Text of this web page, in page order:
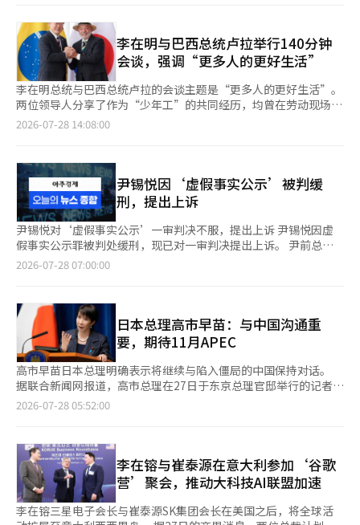
投资，并在能源关键矿物基础设施领域促进互利的实质合作。”外
交部希望在9月的会议上取得五项成果，其中之一是资源合作。其
他成果包括峰会的常态化、争取中亚国家对朝鲜半岛问题的支持、
在反恐、跨国犯罪、毒品和网络威胁应对方面的合作，以及在人工
智能、数字、知识产权和气候变化应对方面扩大合作。第五项成果
是人。赵部长对此进行了较长的阐述。她表示：“特别是希望支持
在中亚约32万的朝鲜人侨民社区，发挥其作为两地桥梁的作用，并
在2027年朝鲜人中亚定居90周年之际，推动重新审视侨民社区的
裔。1937年，斯大林政权将他们装上货运列车，送往哈萨克斯坦
和乌兹别克斯坦。在几周内，约17万2000人被强制迁移，许多人
在迁移途中和第一冬季中去世。2027年将是这一事件发生90周
年。这些后裔如今在该地区形成了最大的韩侨社区。这也是外交部
将朝鲜人视为外交资产的原因。赵部长表示，还将增加教育、文
化、韩语推广、留学生和产业人力的交流。事实上，韩国是最后加
入这一行列的国家。中亚五国自2018年起就开始定期举行峰会，
并且与美国、中国、日本、俄罗斯和欧盟等国家进行了高层会晤。
次，我国政府也将以务实外交和外交多元化为基调，通过此次峰会
继承和发展新北方政策，并与中亚建立新的战略伙伴关系。”新北
方政策是文在寅政府提出的，强调与俄罗斯、中亚和蒙古的经济合
作必要性。赵部长表示将保留这一名称，并将其与李在明政府的外
交多元化基调结合起来。韩国与中亚国家之间的交流由来已久。韩
·中亚合作论坛自2007年起每年举行外交部长级会议。赵部长表
示：“现在，我们需要将这种部长级合作基础提升到领导级，并通
在开场发言中表示：“今天的会议实际上是为即将于9月16日举行
的峰会做最后的准备，剩下的问题将继续在实务层面上挖掘和解
决。” 李在明总统在就任后与五国领导人进行了通话，亲自说明
了峰会构想并发出了邀请。去年12月，五国领导人均确认参加。预
计将有600人的代表团，包括各国部长、企业家和记者团前来。自
务战略、车型组合及年度业绩指引等内容。 最大的话题无疑是物
理AI。因为在活动期间，美国乔治亚州的机器人元工厂应用中心
（RMAC）将正式运营。该设施负责对明年将在现代汽车集团元工
厂美洲（HMGMA）试点投入的类人机器人阿特拉斯进行工作训练
和验证。现代汽车计划在2028年将阿特拉斯正式投入到零部件组
装工厂中。 现代汽车集团董事长郑义宣在24日于美国旧金山举行
的“旧金山AI峰会”上指出，集团最终追求的物理AI目标是“城市
单位的综合智能化”。 波士顿动力的股权结构也是主要议题之
权收购程序。 如果收购完成，波士顿动力将完全并入现代汽车集
团，届时可能会对投资背景、集团层面的机器人业务战略及未来的
首次公开募股（IPO）推进方向进行详细说明。早在2021年，现代
汽车集团就已收购波士顿动力80%的股权，正式进军机器人业务。
此外，预计还将公布下半年即将推出的“全新亚凡达”和在欧洲市
场推出的IONIQ 3等新车战略。 现代汽车相关人士表示：“（在活
动中）将广泛讨论电动化车型组合、混合动力及内燃机、机器人业
务扩展等主要业务战略。” 另外，现代汽车在去年于美国纽约举
辆及电动化销售330万辆的目标，并提出了扩展18种混合动力车
型、2027年推出EREV、软件定义汽车（SDV）转型及下一代电池
投资等增长战略。※ 本报道经人工智能（AI）系统翻译与编辑。
李在明与巴西总统卢拉举行140分钟
会谈，强调“更多人的更好生活”
李在明总统与巴西总统卢拉的会谈主题是“更多人的更好生活”。
两位领导人分享了作为“少年工”的共同经历，均曾在劳动现场遭
遇工伤和政治考验。卢拉总统在19岁时在金属工厂工作时失去了左
与卢拉总统举行了小范围和扩大会议。会议于上午11时08分开
始，持续约140分钟，直到下午1时28分，随后进行了谅解备忘录
签署仪式和联合新闻发布。在联合新闻发布会上，李在明总统首先
提到了两位领导人的生活经历，而非会谈成果。他表示：“总统的
左手指头缺失，正如我在童年时期在工厂工作时受伤一样。这并不
是做世界人民工作的障碍，而是让我思考我们有责任让更多人过上
更好的生活。”他接着说：“我和总统都不应忘记工人的身份，希
望我们能共同努力，让更多人过上更好的生活。希望韩国和巴西的
圣保罗访问卢拉总统曾作为工人活动的金属工会办公室。他表
示：“我将在那个地方再次思考总统的梦想，努力让每个人都能过
上更好的生活。”卢拉总统也评价两国领导人不仅是工人出身，还
共同经历了克服政治危机和捍卫民主的经历。他们在捍卫民主免受
极端主义攻击方面也达成了共识。自李在明总统就任以来，这是两
位领导人第五次会晤。去年6月，他们在加拿大卡纳纳斯基斯的七
国集团（G7）峰会上首次会面，随后在同年11月的南非二十国集
团（G20）峰会上再次会晤。今年2月，卢拉总统对韩国进行国宾
昂的G7峰会上重聚，此次李在明总统则对巴西进行了回访。巴西
方面特别选择在总统官邸阿乌博拉达宫举行会谈，而非其官方办公
地点普拉纳图宫，以示特别的礼遇。李在明总统表示，自己是继中
国国家主席习近平、印度总理莫迪和前法国总统希拉克之后，第四
位在阿乌博拉达宫受到接待的外宾，感到非常荣幸。为了将两位领
导人的信任转化为实际的两国合作，双方还建立了高层沟通机制，
2026-07-28 14:08:00
尹锡悦因‘虚假事实公示’被判缓
刑，提出上诉
尹锡悦对‘虚假事实公示’一审判决不服，提出上诉 尹锡悦因虚
假事实公示罪被判处缓刑，现已对一审判决提出上诉。 尹前总统
的律师团队于27日向负责此案的一审法院——首尔中央地方法院刑
适用上存在重大错误”，并指出“因事实错误、法律误解和量刑不
当而提出上诉”。 同时，他们表示：“此次判决可能导致国民力
量党面临高达400亿韩元的选举补偿费用返还的重大不利，我们对
此深感遗憾。” 特别检察官对赵太庸上诉案请求判处7年监禁，定
于下月19日宣判 内乱特别检察官团队（特别检察官赵恩锡）对在
12·3紧急状态下向宪法法院作虚假回答的赵太庸前国家情报院院
长提出了上诉，要求判处7年监禁。 特别检察官于27日在首尔高等
法院刑事1部（主审法官尹成植）举行的赵前院长职务怠忽、违反
院判处7年监禁，这与一审的请求相同。 此外，特别检察官表
示：“被告试图为紧急状态辩护，并隐瞒非法逮捕指示的事实”，
请求法院对一审判决中认定无罪的所有指控予以有罪判决。 赵前
院长在最后陈述中表示：“在12月3日晚上，我被调查人员质问
时，感到非常困惑和难以接受，虽然我对未能阻止紧急状态感到后
悔，能力不足未能妥善应对，但我并没有以逃避责任的态度生
2026-07-28 07:00:00
日本总理高市早苗：与中国沟通重
要，期待11月APEC
高市早苗日本总理明确表示将继续与陷入僵局的中国保持对话。
据联合新闻网报道，高市总理在27日于东京总理官邸举行的记者会
上表示：“中国是重要的邻国”，并强调“自担任总理以来，推动
中日关系存在担忧和问题，因此在各个层面通过多种机会进行对话
和沟通非常重要”，并表示：“今后将继续保持沟通，从国家利益
的角度冷静和适当地应对。我期待亚太经济合作组织（APEC）峰
会。” 这番话被解读为他在为即将于11月在中国深圳举行的APEC
峰会与中国国家主席习近平会晤做准备。自去年11月高市总理提
2026-07-28 05:52:00
李在镕与崔泰源在意大利参加‘谷歌
营’聚会，推动大科技AI联盟加速
李在镕三星电子会长与崔泰源SK集团会长在美国之后，将全球活